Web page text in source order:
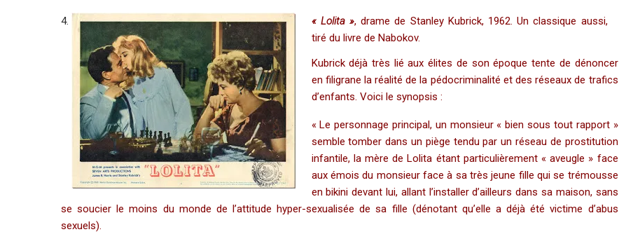
« Lolita », drame de Stanley Kubrick, 1962. Un classique aussi,
tiré du livre de Nabokov.
Kubrick déjà très lié aux élites de son époque tente de dénoncer
en filigrane la réalité de la pédocriminalité et des réseaux de trafics
d’enfants. Voici le synopsis :
« Le personnage principal, un monsieur « bien sous tout rapport »
semble tomber dans un piège tendu par un réseau de prostitution
infantile, la mère de Lolita étant particulièrement « aveugle » face
aux émois du monsieur face à sa très jeune fille qui se trémousse
en bikini devant lui, allant l’installer d’ailleurs dans sa maison, sans
se soucier le moins du monde de l’attitude hyper-sexualisée de sa fille (dénotant qu’elle a déjà été victime d’abus
sexuels).